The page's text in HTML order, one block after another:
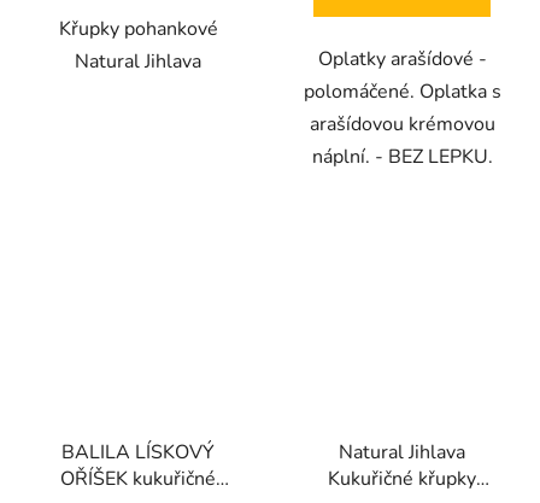
Křupky pohankové
Natural Jihlava
Oplatky arašídové -
polomáčené. Oplatka s
arašídovou krémovou
náplní. - BEZ LEPKU.
BALILA LÍSKOVÝ
OŘÍŠEK kukuřičné
Natural Jihlava
Kukuřičné křupky